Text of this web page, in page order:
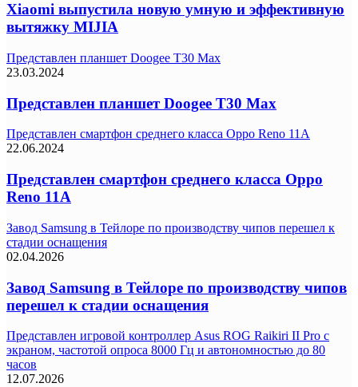
Xiaomi выпустила новую умную и эффективную
вытяжку MIJIA
Представлен планшет Doogee T30 Max
23.03.2024
Представлен планшет Doogee T30 Max
Представлен смартфон среднего класса Oppo Reno 11A
22.06.2024
Представлен смартфон среднего класса Oppo
Reno 11A
Завод Samsung в Тейлоре по производству чипов перешел к
стадии оснащения
02.04.2026
Завод Samsung в Тейлоре по производству чипов
перешел к стадии оснащения
Представлен игровой контроллер Asus ROG Raikiri II Pro с
экраном, частотой опроса 8000 Гц и автономностью до 80
часов
12.07.2026